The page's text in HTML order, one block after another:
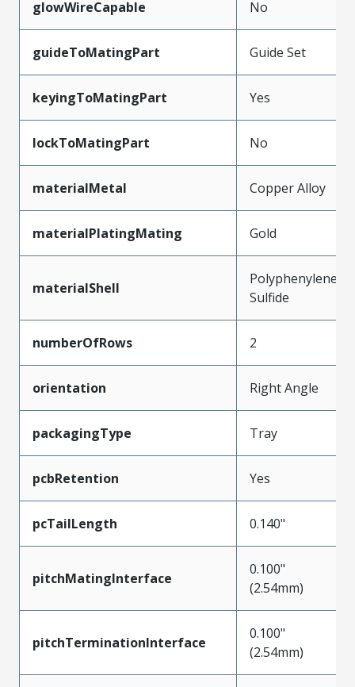
glowWireCapable No
guideToMatingPart Guide Set
keyingToMatingPart Yes
lockToMatingPart No
materialMetal Copper Alloy
materialPlatingMating Gold
materialShell
Polyphenylene
Sulfide
numberOfRows 2
orientation Right Angle
packagingType Tray
pcbRetention Yes
pcTailLength 0.140"
pitchMatingInterface
0.100"
(2.54mm)
pitchTerminationInterface
0.100"
(2.54mm)